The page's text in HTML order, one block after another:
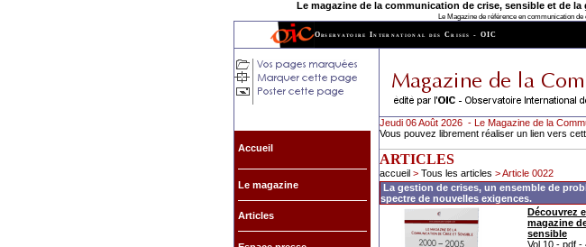
Le magazine de la communication de crise, sensible et de
Le Magazine de référence en communication
Observatoire International des Crises - OIC
Accueil
Le magazine
Articles
Jeudi 06 Août 2026 - Le Magazine de la
Vous pouvez librement réaliser un lien vers
ARTICLES
accueil> Tous les articles > Article 0022
La gestion de crises, un ensemble de
spectre de nouvelles exigences.
Découvrez
magazine
sensible
Vol 10 - pdf -